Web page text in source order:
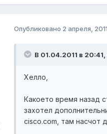
Опубликовано 2 апреля, 2011
В 01.04.2011 в
Хелло,
Какоето время назад
захотел
cisco.com, там насчот